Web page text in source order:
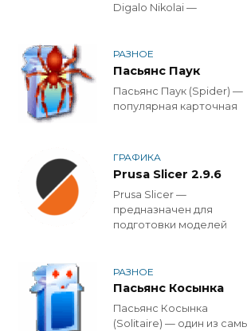
Digalo Nikolai —
РАЗНОЕ
Пасьянс Паук
Пасьянс Паук (Spider) —
популярная карточная
ГРАФИКА
Prusa Slicer 2.9.6
Prusa Slicer —
предназначен для
подготовки моделей
РАЗНОЕ
Пасьянс Косынка
Пасьянс Косынка
(Solitaire) — один из